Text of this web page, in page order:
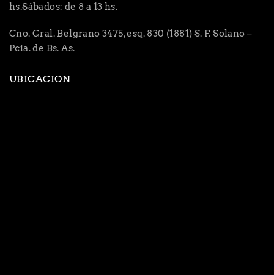
hs.Sábados: de 8 a 13 hs.
Cno. Gral. Belgrano 3475, esq. 830 (1881) S. F. Solano –
Pcia. de Bs. As.
UBICACION